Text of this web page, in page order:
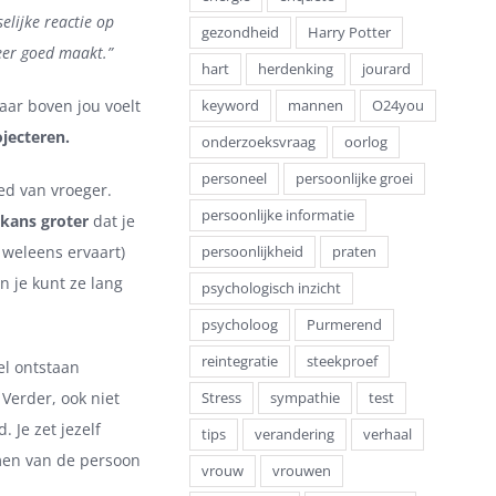
reactie op
goed maakt.”
boven jou voelt
van vroeger.
groter dat je
ervaart)
je kunt ze lang
ontstaan
ook niet
Je zet jezelf
van de persoon
gezondheid
Harry Potter
hart
herdenking
jourard
keyword
mannen
O24you
onderzoeksvraag
oorlog
personeel
persoonlijke groei
persoonlijke informatie
persoonlijkheid
praten
psychologisch inzicht
psycholoog
Purmerend
reintegratie
steekproef
Stress
sympathie
test
tips
verandering
verhaal
vrouw
vrouwen